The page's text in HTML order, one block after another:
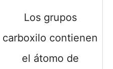
Los grupos
carboxilo contienen
el átomo de